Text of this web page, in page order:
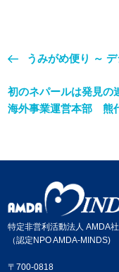
うみがめ便り ～
初のネパールは発見の
海外事業運営本部 熊
特定非営利活動法人 AMDA
（認定NPO AMDA-MINDS)
〒700-0818